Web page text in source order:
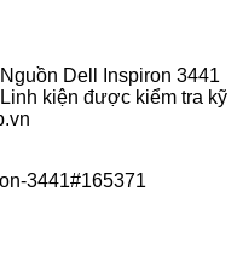
Dell Inspiron 3441
kiện được kiểm tra kỹ